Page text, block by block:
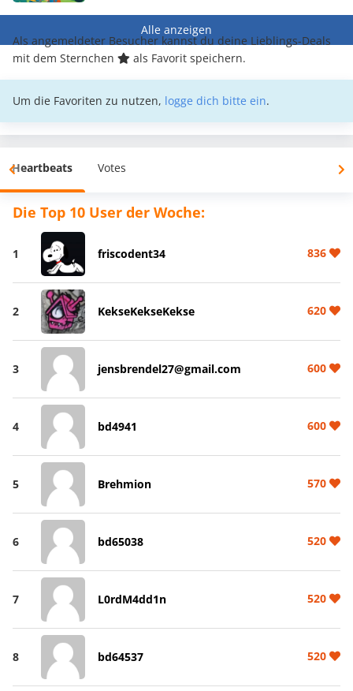
Alle anzeigen
Als angemeldeter Besucher kannst du deine Lieblings-Deals
mit dem Sternchen
als Favorit speichern.
Um die Favoriten zu nutzen, logge dich bitte ein.
Heartbeats Votes
Die Top 10 User der Woche:
1 friscodent34 836
2 KekseKekseKekse 620
3 jensbrendel27@gmail.com 600
4 bd4941 600
5 Brehmion 570
6 bd65038 520
7 L0rdM4dd1n 520
8 bd64537 520